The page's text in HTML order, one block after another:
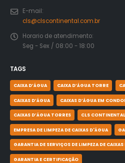
E-mail:
cls@clscontinental.com.br
Horario de atendimento:
Seg - Sex / 08:00 - 18:00
TAGS
CAIXA D’ÁGUA CAIXA D’ÁGUA TORRE
CAIXAS D’ÁGUA CAIXAS D’ÁGUA EM
CAIXAS D’ÁGUA TORRES CLS CONTINENTAL
EMPRESA DE LIMPEZA DE CAIXAS D'ÁGUA
GARANTIA DE SERVIÇOS DE LIMPEZA DE CAIXAS
GARANTIA E CERTIFICAÇÃO